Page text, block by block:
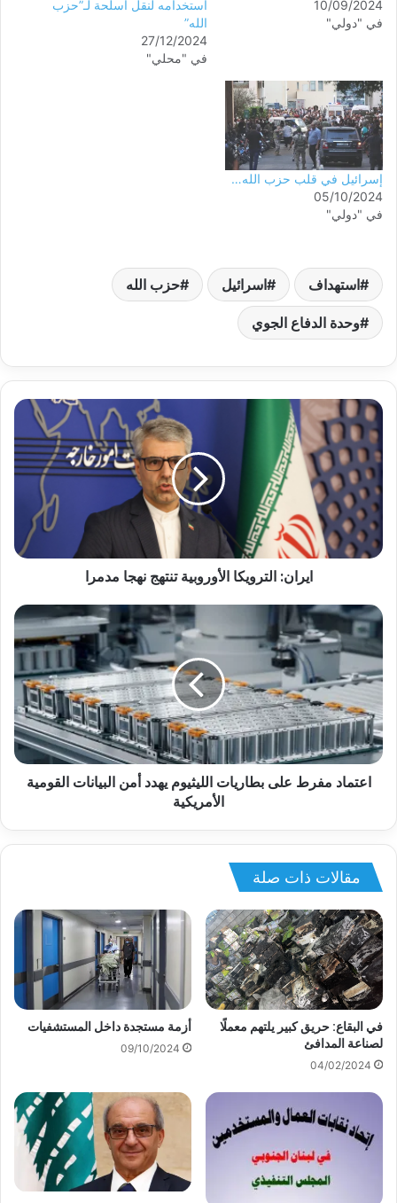
10/09/2024
في "دولي"
استخدامه لنقل أسلحة لـ”حزب
الله”
27/12/2024
في "محلي"
إسرائيل في قلب حزب الله…
05/10/2024
في "دولي"
استهداف اسرائيل حزب الله
وحدة الدفاع الجوي
ايران: الترويكا الأوروبية تنتهج نهجا مدمرا
اعتماد مفرط على بطاريات الليثيوم يهدد أمن البيانات القومية
الأمريكية
مقالات ذات صلة
في البقاع: حريق كبير يلتهم معملًا
لصناعة المدافئ
04/02/2024
أزمة مستجدة داخل المستشفيات
09/10/2024